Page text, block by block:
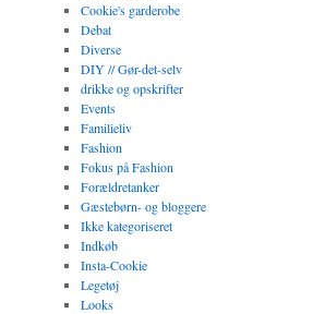
Cookie's garderobe
Debat
Diverse
DIY // Gør-det-selv
drikke og opskrifter
Events
Familieliv
Fashion
Fokus på Fashion
Forældretanker
Gæstebørn- og bloggere
Ikke kategoriseret
Indkøb
Insta-Cookie
Legetøj
Looks